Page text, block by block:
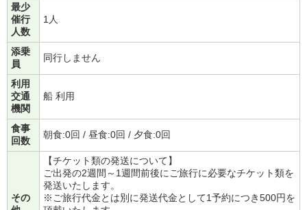
最少
催行
人数
1人
添乗
員
同行しません
利用
交通
機関
船 利用
食事
回数
朝食:0回 / 昼食:0回 / 夕食:0回
その
【チケット類の発送について】
ご出発の2週間～1週間前後にご旅行に必要なチケット類を
発送いたします。
※ご旅行代金とは別に発送代金として1予約につき500円を